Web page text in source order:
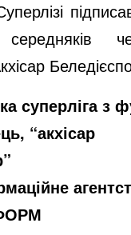
суперліга з
“акхісар